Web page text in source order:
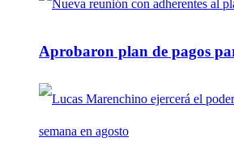
Aprobaron plan de pagos